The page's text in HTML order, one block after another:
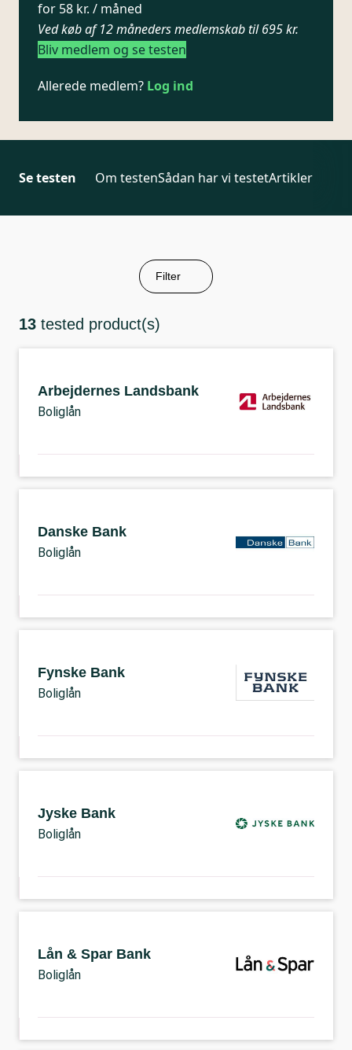
for 58 kr. / måned
Ved køb af 12 måneders medlemskab til 695 kr.
Bliv medlem og se testen
Allerede medlem? Log ind
Se testen Om testenSådan har vi testetArtikler
Filter
13 tested product(s)
Arbejdernes Landsbank
Boliglån
Danske Bank
Boliglån
Fynske Bank
Boliglån
Jyske Bank
Boliglån
Lån & Spar Bank
Boliglån